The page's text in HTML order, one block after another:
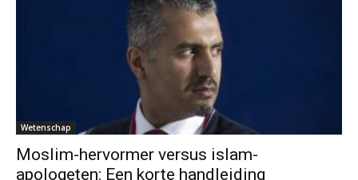
Wetenschap
Moslim-hervormer versus islam-
apologeten: Een korte handleiding